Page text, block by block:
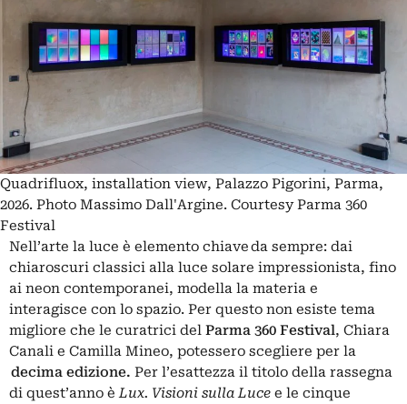
Quadrifluox, installation view, Palazzo Pigorini, Parma,
2026. Photo Massimo Dall'Argine. Courtesy Parma 360
Festival
Nell’arte la luce è elemento chiave da sempre: dai
chiaroscuri classici alla luce solare impressionista, fino
ai neon contemporanei, modella la materia e
interagisce con lo spazio. Per questo non esiste tema
migliore che le curatrici del Parma 360 Festival, Chiara
Canali e Camilla Mineo, potessero scegliere per la
decima edizione. Per l’esattezza il titolo della rassegna
di quest’anno èLux. Visioni sulla Luce e le cinque